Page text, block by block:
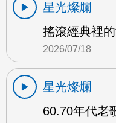
星光燦爛
搖滾經典裡
2026/07/18
星光燦爛
60.70年代老